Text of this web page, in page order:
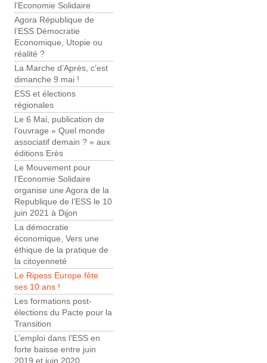
l’Economie Solidaire
Agora République de
l’ESS Démocratie
Economique, Utopie ou
réalité ?
La Marche d’Après, c’est
dimanche 9 mai !
ESS et élections
régionales
Le 6 Mai, publication de
l’ouvrage « Quel monde
associatif demain ? » aux
éditions Erès
Le Mouvement pour
l’Economie Solidaire
organise une Agora de la
Republique de l’ESS le 10
juin 2021 à Dijon
La démocratie
économique, Vers une
éthique de la pratique de
la citoyenneté
Le Ripess Europe fête
ses 10 ans !
Les formations post-
élections du Pacte pour la
Transition
L’emploi dans l’ESS en
forte baisse entre juin
2019 et juin 2020